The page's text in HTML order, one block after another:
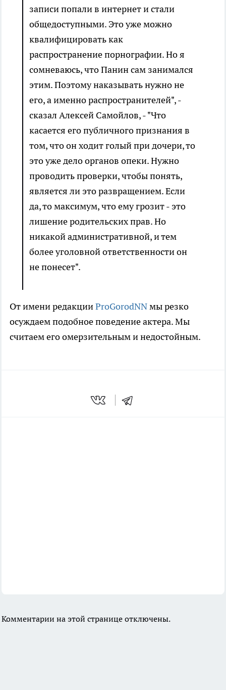
записи попали в интернет и стали
общедоступными. Это уже можно
квалифицировать как
распространение порнографии. Но я
сомневаюсь, что Панин сам занимался
этим. Поэтому наказывать нужно не
его, а именно распространителей", -
сказал Алексей Самойлов, - "Что
касается его публичного признания в
том, что он ходит голый при дочери, то
это уже дело органов опеки. Нужно
проводить проверки, чтобы понять,
является ли это развращением. Если
да, то максимум, что ему грозит - это
лишение родительских прав. Но
никакой административной, и тем
более уголовной ответственности он
не понесет".
От имени редакцииProGorodNNмы резко
осуждаем подобное поведение актера. Мы
считаем его омерзительным и недостойным.
Комментарии на этой странице отключены.